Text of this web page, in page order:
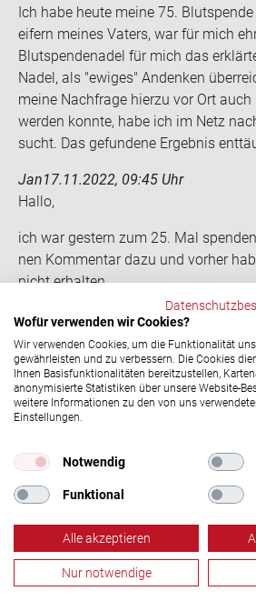
Ich habe heute meine 75.
ei­fern mei­nes Va­ters, war für mich
Blut­spen­de­na­del für mich das
Nadel, als "ewi­ges" An­denken
meine Nach­fra­ge hier­zu vor Ort
wer­den konn­te, habe ich im Netz
sucht. Das ge­fun­de­ne Er­geb­nis
Jan17.11.2022, 09:45 Uhr
Hallo,
ich war ges­tern zum 25. Mal
nen Kom­men­tar dazu und vor­her
nicht er­hal­ten.
Wie komme ich zu mei­nen Ehren?
BG
Laura Pagel17.11.2022, 12:15 Uhr
Hallo Jan, es kann passieren,
Spendejubiläum übersehen wir.
nicht und wir entschuldigen uns
11, damit wir dir dein
lassen können. Danke für deinen
Manfred Hogg18.01.2023, 17:14 Uhr
In OHZ gibt es für die 50. Spen­de gar
Wofür verwenden wir Cookies?
Wir verwenden Cookies, um die Funktionalität
gewährleisten und zu verbessern. Die Cookies
Ihnen Basisfunktionalitäten bereitzustellen,
anonymisierte Statistiken über unsere Website-
weitere Informationen zu den von uns
Einstellungen.
Notwendig
Funktional
Alle akzeptieren
Nur notwendige